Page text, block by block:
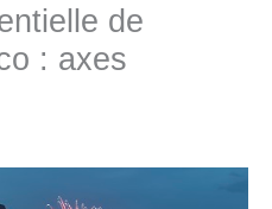
de
: axes